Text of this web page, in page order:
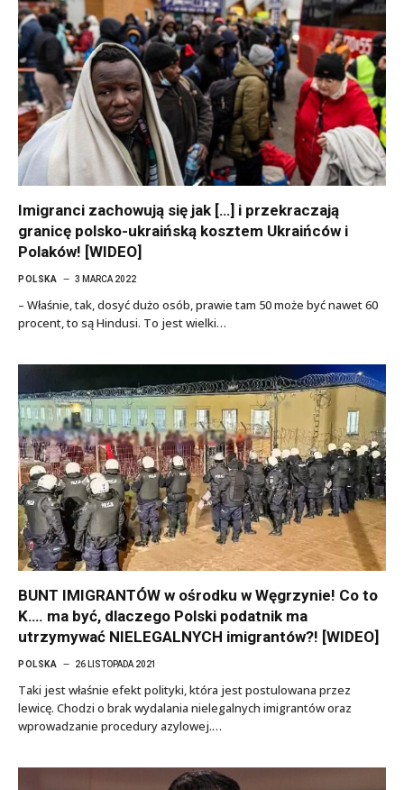
Imigranci zachowują się jak […] i przekraczają
granicę polsko-ukraińską kosztem Ukraińców i
Polaków! [WIDEO]
POLSKA 3 MARCA 2022
– Właśnie, tak, dosyć dużo osób, prawie tam 50 może być nawet 60
procent, to są Hindusi. To jest wielki…
BUNT IMIGRANTÓW w ośrodku w Węgrzynie! Co to
K…. ma być, dlaczego Polski podatnik ma
utrzymywać NIELEGALNYCH imigrantów?! [WIDEO]
POLSKA 26 LISTOPADA 2021
Taki jest właśnie efekt polityki, która jest postulowana przez
lewicę. Chodzi o brak wydalania nielegalnych imigrantów oraz
wprowadzanie procedury azylowej.…